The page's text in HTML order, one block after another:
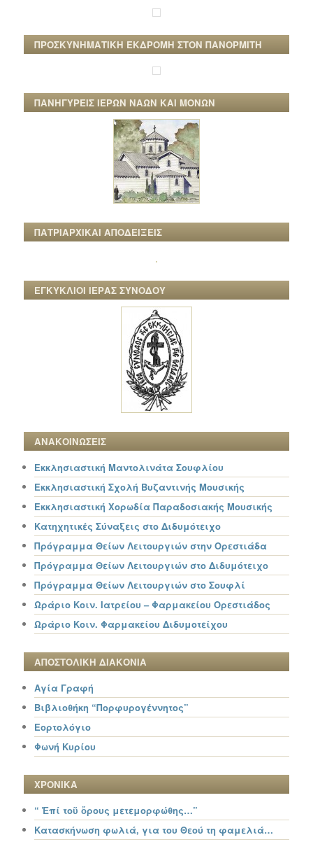
ΠΡΟΣΚΥΝΗΜΑΤΙΚΗ ΕΚΔΡΟΜΗ ΣΤΟΝ ΠΑΝΟΡΜΙΤΗ
ΠΑΝΗΓΥΡΕΙΣ ΙΕΡΩΝ ΝΑΩΝ ΚΑΙ ΜΟΝΩΝ
ΠΑΤΡΙΑΡΧΙΚΑΙ ΑΠΟΔΕΙΞΕΙΣ
ΕΓΚΥΚΛΙΟΙ ΙΕΡΑΣ ΣΥΝΟΔΟΥ
ΑΝΑΚΟΙΝΩΣΕΙΣ
Εκκλησιαστική Μαντολινάτα Σουφλίου
Εκκλησιαστική Σχολή Βυζαντινής Μουσικής
Εκκλησιαστική Χορωδία Παραδοσιακής Μουσικής
Κατηχητικές Σύναξεις στο Διδυμότειχο
Πρόγραμμα Θείων Λειτουργιών στην Ορεστιάδα
Πρόγραμμα Θείων Λειτουργιών στο Διδυμότειχο
Πρόγραμμα Θείων Λειτουργιών στο Σουφλί
Ωράριο Κοιν. Ιατρείου – Φαρμακείου Ορεστιάδος
Ωράριο Κοιν. Φαρμακείου Διδυμοτείχου
ΑΠΟΣΤΟΛΙΚΗ ΔΙΑΚΟΝΙΑ
Αγία Γραφή
Βιβλιοθήκη “Πορφυρογέννητος”
Εορτολόγιο
Φωνή Κυρίου
ΧΡΟΝΙΚΑ
“ Ἐπί τοῦ ὄρους μετεμορφώθης…”
Κατασκήνωση φωλιά, για του Θεού τη φαμελιά…